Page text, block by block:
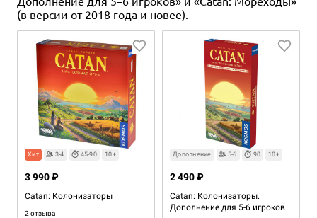
(в версии от 2018 года и новее).
Хит 3-4 45-90 10+
Catan: Колонизаторы
2 отзыва
3 990 ₽
Дополнение 5-6 90 10+
Catan: Колонизаторы.
Дополнение для 5-6 игроков
2 490 ₽